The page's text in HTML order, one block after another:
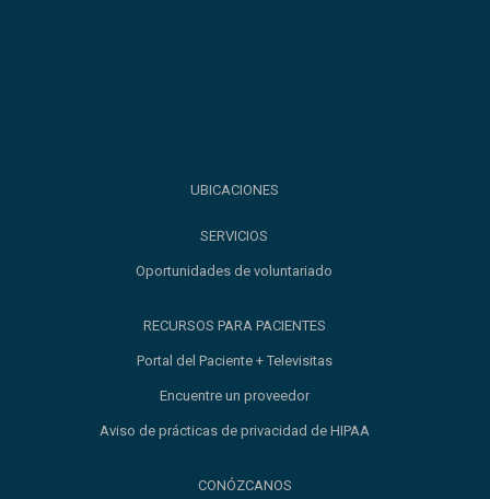
UBICACIONES
SERVICIOS
Oportunidades de voluntariado
RECURSOS PARA PACIENTES
Portal del Paciente + Televisitas
Encuentre un proveedor
Aviso de prácticas de privacidad de HIPAA
CONÓZCANOS